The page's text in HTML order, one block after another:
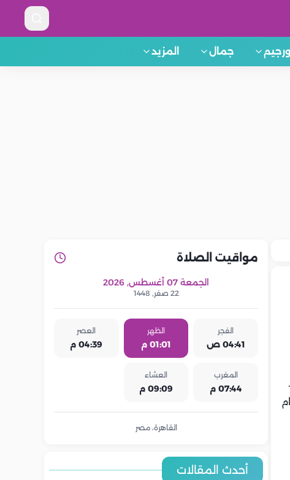
جمال المزيد
مواقيت الصلاة
الجمعة 07 أغسطس, 2026
22 صفر, 1448
الفجر
04:41 ص
الظهر
01:01 م
العصر
04:39 م
المغرب
07:44 م
العشاء
09:09 م
القاهرة، مصر
أحدث المقالات